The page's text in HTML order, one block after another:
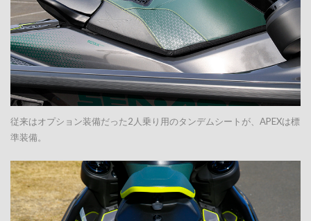
従来はオプション装備だった2人乗り用のタンデムシートが、APEXは標
準装備。